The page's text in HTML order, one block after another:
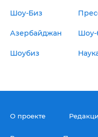
Шоу-Биз
Азербайджан Шоу-
Шоубиз
О проекте